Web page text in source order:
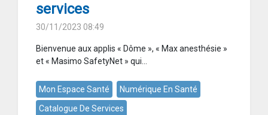
services
30/11/2023 08:49
Bienvenue aux applis « Dôme », « Max anesthésie »
et « Masimo SafetyNet » qui...
Mon Espace Santé
Numérique En Santé
Catalogue De Services